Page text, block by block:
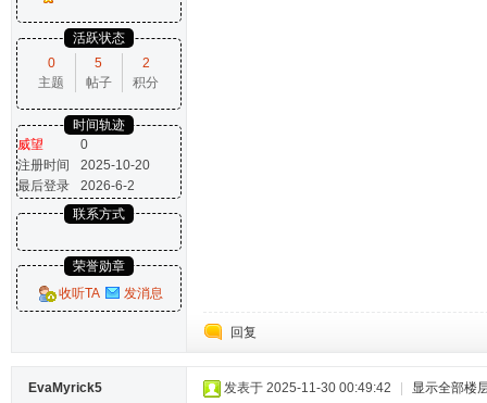
活跃状态
0
主题
5
帖子
2
积分
时间轨迹
威望
0
注册时间
2025-10-20
最后登录
2026-6-2
联系方式
荣誉勋章
收听TA
发消息
回复
EvaMyrick5 发表于 2025-11-30 00:49:42 显示全部楼